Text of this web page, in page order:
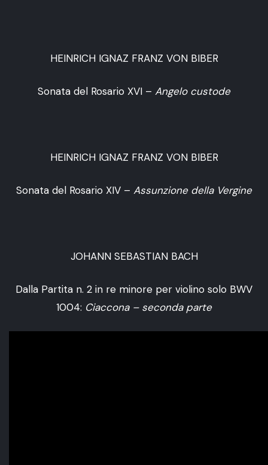
HEINRICH IGNAZ FRANZ VON BIBER
Sonata del Rosario XVI – Angelo custode
HEINRICH IGNAZ FRANZ VON BIBER
Sonata del Rosario XIV – Assunzione della Vergine
JOHANN SEBASTIAN BACH
Dalla Partita n. 2 in re minore per violino solo BWV
1004: Ciaccona – seconda parte